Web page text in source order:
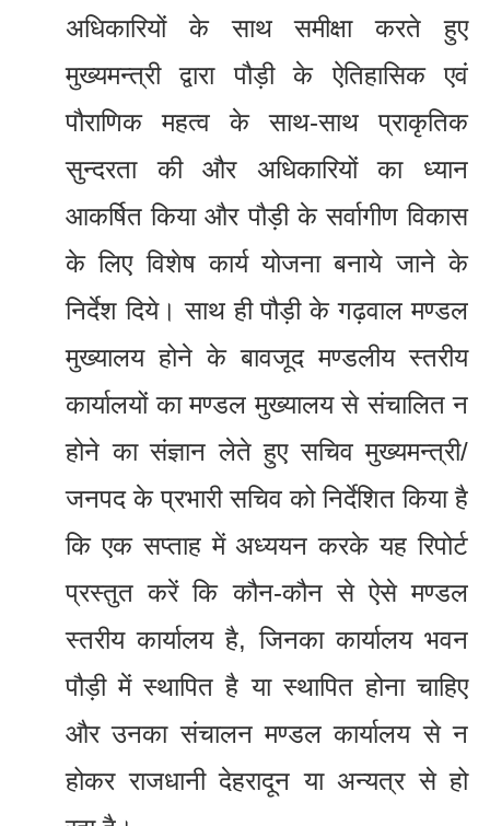
अधिकारियों के साथ समीक्षा करते हुए
मुख्यमन्त्री द्वारा पौड़ी के ऐतिहासिक एवं
पौराणिक महत्व के साथ-साथ प्राकृतिक
सुन्दरता की और अधिकारियों का ध्यान
आकर्षित किया और पौड़ी के सर्वागीण विकास
के लिए विशेष कार्य योजना बनाये जाने के
निर्देश दिये। साथ ही पौड़ी के गढ़वाल मण्डल
मुख्यालय होने के बावजूद मण्डलीय स्तरीय
कार्यालयों का मण्डल मुख्यालय से संचालित न
होने का संज्ञान लेते हुए सचिव मुख्यमन्त्री/
जनपद के प्रभारी सचिव को निर्देशित किया है
कि एक सप्ताह में अध्ययन करके यह रिपोर्ट
प्रस्तुत करें कि कौन-कौन से ऐसे मण्डल
स्तरीय कार्यालय है, जिनका कार्यालय भवन
पौड़ी में स्थापित है या स्थापित होना चाहिए
और उनका संचालन मण्डल कार्यालय से न
होकर राजधानी देहरादून या अन्यत्र से हो